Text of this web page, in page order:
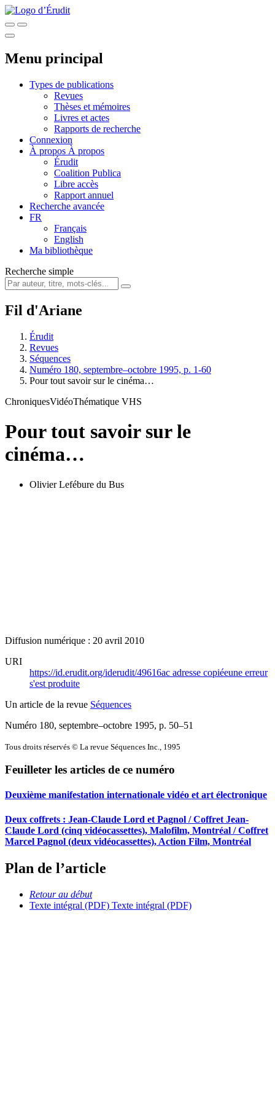
Menu principal
Types de publications
Revues
Thèses et mémoires
Livres et actes
Rapports de recherche
Connexion
À propos À propos
Érudit
Coalition Publica
Libre accès
Rapport annuel
Recherche avancée
FR
Français
English
Ma bibliothèque
Recherche simple
Fil d'Ariane
Érudit
Revues
Séquences
Numéro 180, septembre–octobre 1995, p. 1-60
Pour tout savoir sur le cinéma…
ChroniquesVidéoThématique VHS
Pour tout savoir sur le
cinéma…
Olivier Lefébure du Bus
Diffusion numérique : 20 avril 2010
URI
https://id.erudit.org/iderudit/49616ac adresse copiéeune erreur
s'est produite
Un article de la revue Séquences
Numéro 180, septembre–octobre 1995, p. 50–51
Tous droits réservés © La revue Séquences Inc., 1995
Feuilleter les articles de ce numéro
Deuxième manifestation internationale vidéo et art électronique
Deux coffrets : Jean-Claude Lord et Pagnol / Coffret Jean-
Claude Lord (cinq vidéocassettes), Malofilm, Montréal / Coffret
Marcel Pagnol (deux vidéocassettes), Action Film, Montréal
Plan de l’article
Retour au début
Texte intégral (PDF) Texte intégral (PDF)